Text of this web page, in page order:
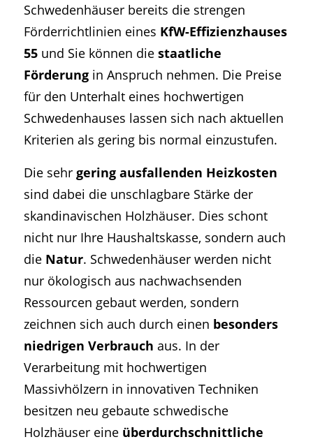
Schwedenhäuser bereits die strengen
Förderrichtlinien eines KfW-Effizienzhauses
55und Sie können die staatliche
Förderungin Anspruch nehmen. Die Preise
für den Unterhalt eines hochwertigen
Schwedenhauses lassen sich nach aktuellen
Kriterien als gering bis normal einzustufen.
Die sehr gering ausfallenden Heizkosten
sind dabei die unschlagbare Stärke der
skandinavischen Holzhäuser. Dies schont
nicht nur Ihre Haushaltskasse, sondern auch
die Natur. Schwedenhäuser werden nicht
nur ökologisch aus nachwachsenden
Ressourcen gebaut werden, sondern
zeichnen sich auch durch einen besonders
niedrigen Verbrauch aus. In der
Verarbeitung mit hochwertigen
Massivhölzern in innovativen Techniken
besitzen neu gebaute schwedische
Holzhäuser eine überdurchschnittliche